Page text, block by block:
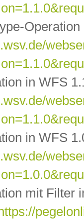
in WFS
in WFS
mit Filter
https://